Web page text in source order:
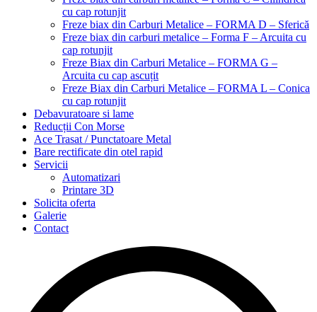
cu cap rotunjit
Freze biax din Carburi Metalice – FORMA D – Sferică
Freze biax din carburi metalice – Forma F – Arcuita cu
cap rotunjit
Freze Biax din Carburi Metalice – FORMA G –
Arcuita cu cap ascuțit
Freze Biax din Carburi Metalice – FORMA L – Conica
cu cap rotunjit
Debavuratoare si lame
Reducții Con Morse
Ace Trasat / Punctatoare Metal
Bare rectificate din otel rapid
Servicii
Automatizari
Printare 3D
Solicita oferta
Galerie
Contact